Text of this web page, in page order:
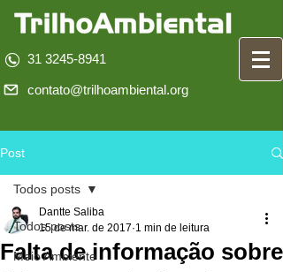
31 3245-8941
contato@trilhoambiental.org
Post
Todos posts
Meio Ambiente
Todos posts
Falta de informação sobre
Dantte Saliba
15 de mar. de 2017 1 min de leitura